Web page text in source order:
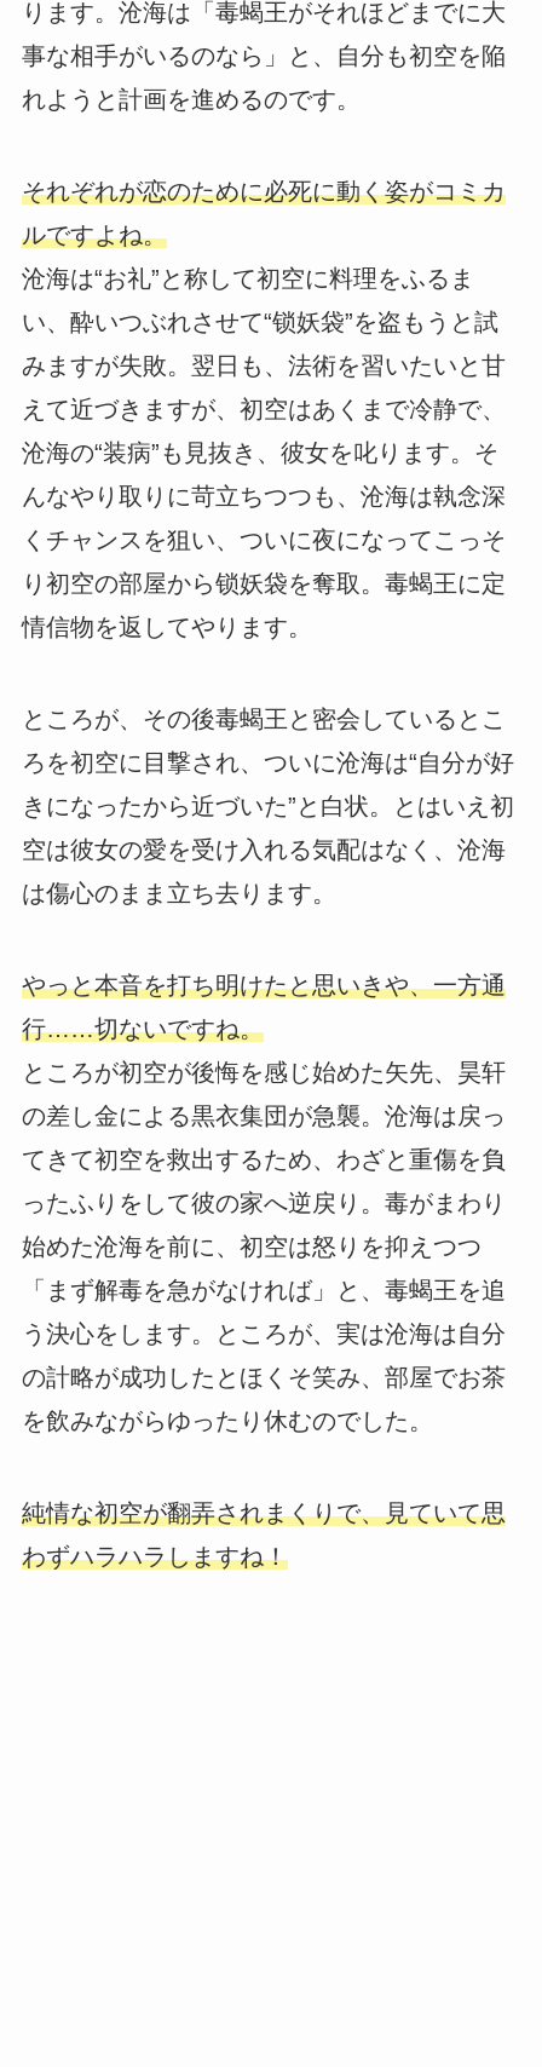
ります。沧海は「毒蝎王がそれほどまでに大
事な相手がいるのなら」と、自分も初空を陥
れようと計画を進めるのです。
それぞれが恋のために必死に動く姿がコミカ
ルですよね。
沧海は“お礼”と称して初空に料理をふるま
い、酔いつぶれさせて“锁妖袋”を盗もうと試
みますが失敗。翌日も、法術を習いたいと甘
えて近づきますが、初空はあくまで冷静で、
沧海の“装病”も見抜き、彼女を叱ります。そ
んなやり取りに苛立ちつつも、沧海は執念深
くチャンスを狙い、ついに夜になってこっそ
り初空の部屋から锁妖袋を奪取。毒蝎王に定
情信物を返してやります。
ところが、その後毒蝎王と密会しているとこ
ろを初空に目撃され、ついに沧海は“自分が好
きになったから近づいた”と白状。とはいえ初
空は彼女の愛を受け入れる気配はなく、沧海
は傷心のまま立ち去ります。
やっと本音を打ち明けたと思いきや、一方通
行……切ないですね。
ところが初空が後悔を感じ始めた矢先、昊轩
の差し金による黒衣集団が急襲。沧海は戻っ
てきて初空を救出するため、わざと重傷を負
ったふりをして彼の家へ逆戻り。毒がまわり
始めた沧海を前に、初空は怒りを抑えつつ
「まず解毒を急がなければ」と、毒蝎王を追
う決心をします。ところが、実は沧海は自分
の計略が成功したとほくそ笑み、部屋でお茶
を飲みながらゆったり休むのでした。
純情な初空が翻弄されまくりで、見ていて思
わずハラハラしますね！